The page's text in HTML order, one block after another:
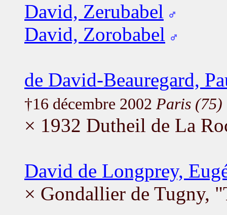
David, Zerubabel
David, Zorobabel
de David-Beauregard,
†16 décembre 2002 Paris (75)
× 1932 Dutheil de La
David de Longprey,
× Gondallier de Tugny,